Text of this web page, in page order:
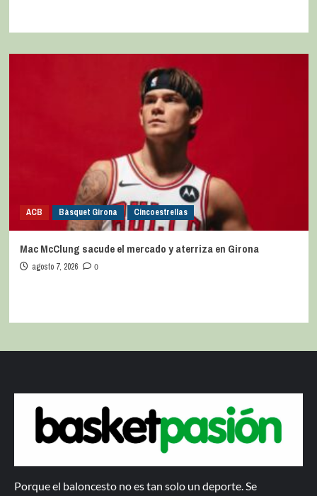
ACB Bàsquet Girona Cincoestrellas
Mac McClung sacude el mercado y aterriza en Girona
agosto 7, 2026 0
Porque el baloncesto no es tan solo un deporte. Se